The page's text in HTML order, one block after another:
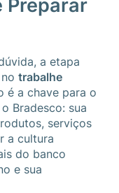
a etapa
trabalhe
é a chave para o
Bradesco: sua
serviços
a cultura
do banco
e sua